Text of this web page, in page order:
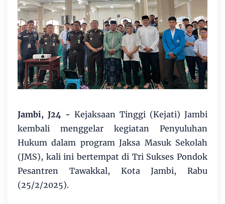
Jambi, J24 - Kejaksaan Tinggi (Kejati) Jambi
kembali menggelar kegiatan Penyuluhan
Hukum dalam program Jaksa Masuk Sekolah
(JMS), kali ini bertempat di Tri Sukses Pondok
Pesantren Tawakkal, Kota Jambi, Rabu
(25/2/2025).